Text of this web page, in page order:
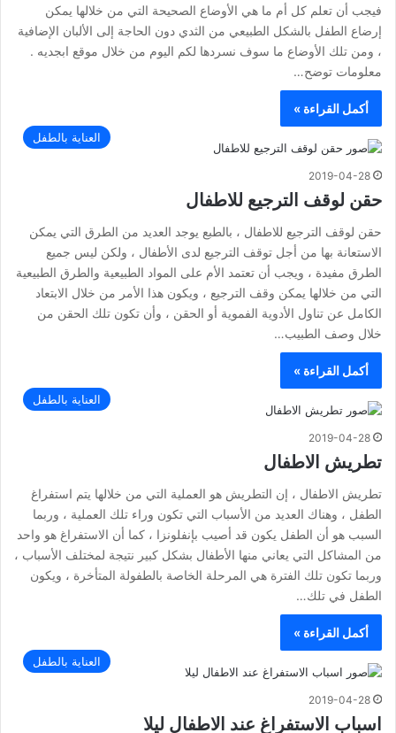
فيجب أن تعلم كل أم ما هي الأوضاع الصحيحة التي من خلالها يمكن
إرضاع الطفل بالشكل الطبيعي من الثدي دون الحاجة إلى الألبان الإضافية
، ومن تلك الأوضاع ما سوف نسردها لكم اليوم من خلال موقع ابجديه .
معلومات توضح…
أكمل القراءة »
العناية بالطفل
2019-04-28
حقن لوقف الترجيع للاطفال
حقن لوقف الترجيع للاطفال ، بالطبع يوجد العديد من الطرق التي يمكن
الاستعانة بها من أجل توقف الترجيع لدى الأطفال ، ولكن ليس جميع
الطرق مفيدة ، ويجب أن تعتمد الأم على المواد الطبيعية والطرق الطبيعية
التي من خلالها يمكن وقف الترجيع ، ويكون هذا الأمر من خلال الابتعاد
الكامل عن تناول الأدوية الفموية أو الحقن ، وأن تكون تلك الحقن من
خلال وصف الطبيب…
أكمل القراءة »
العناية بالطفل
2019-04-28
تطريش الاطفال
تطريش الاطفال ، إن التطريش هو العملية التي من خلالها يتم استفراغ
الطفل ، وهناك العديد من الأسباب التي تكون وراء تلك العملية ، وربما
السبب هو أن الطفل يكون قد أصيب بإنفلونزا ، كما أن الاستفراغ هو واحد
من المشاكل التي يعاني منها الأطفال بشكل كبير نتيجة لمختلف الأسباب ،
وربما تكون تلك الفترة هي المرحلة الخاصة بالطفولة المتأخرة ، ويكون
الطفل في تلك…
أكمل القراءة »
العناية بالطفل
2019-04-28
اسباب الاستفراغ عند الاطفال ليلا